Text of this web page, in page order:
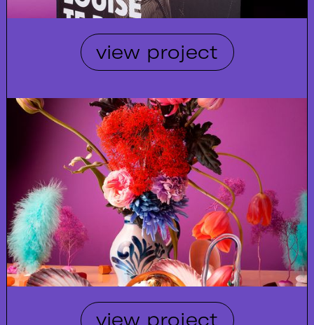
view project
view project